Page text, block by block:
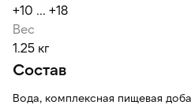
+10 ... +18
Вес
1.25 кг
Состав
Вода, комплексная пищевая